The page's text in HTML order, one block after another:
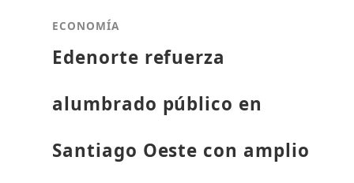
ECONOMÍA
Edenorte refuerza
alumbrado público en
Santiago Oeste con amplio